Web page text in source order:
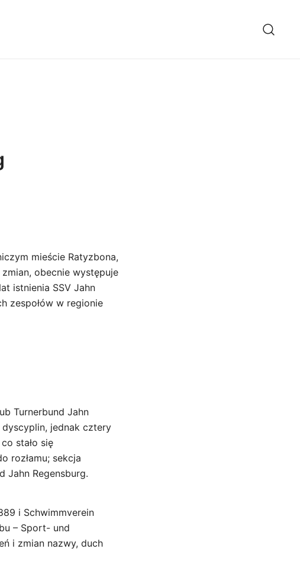
mieście Ratyzbona,
obecnie występuje
istnienia SSV Jahn
zespołów w regionie
Turnerbund Jahn
jednak cztery
stało się
rozłamu; sekcja
Jahn Regensburg.
i Schwimmverein
– Sport- und
i zmian nazwy, duch